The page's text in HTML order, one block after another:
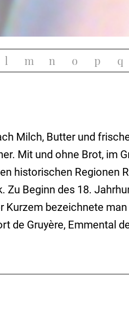
l m n o p q
Milch, Butter und
Mit und ohne Brot, im
historischen Regionen
Beginn des 18.
Kurzem bezeichnete
de Gruyère, Emmental